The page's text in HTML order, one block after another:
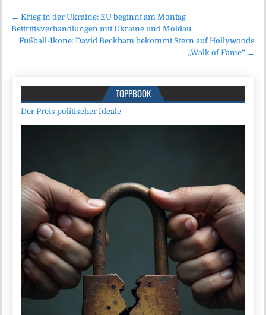
Beitragsnavigation
← Krieg in der Ukraine: EU beginnt am Montag
Beitrittsverhandlungen mit Ukraine und Moldau
Fußball-Ikone: David Beckham bekommt Stern auf Hollywoods
„Walk of Fame“ →
TOPPBOOK
Der Preis politischer Ideale